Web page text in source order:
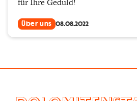
Über uns 08.08.2022